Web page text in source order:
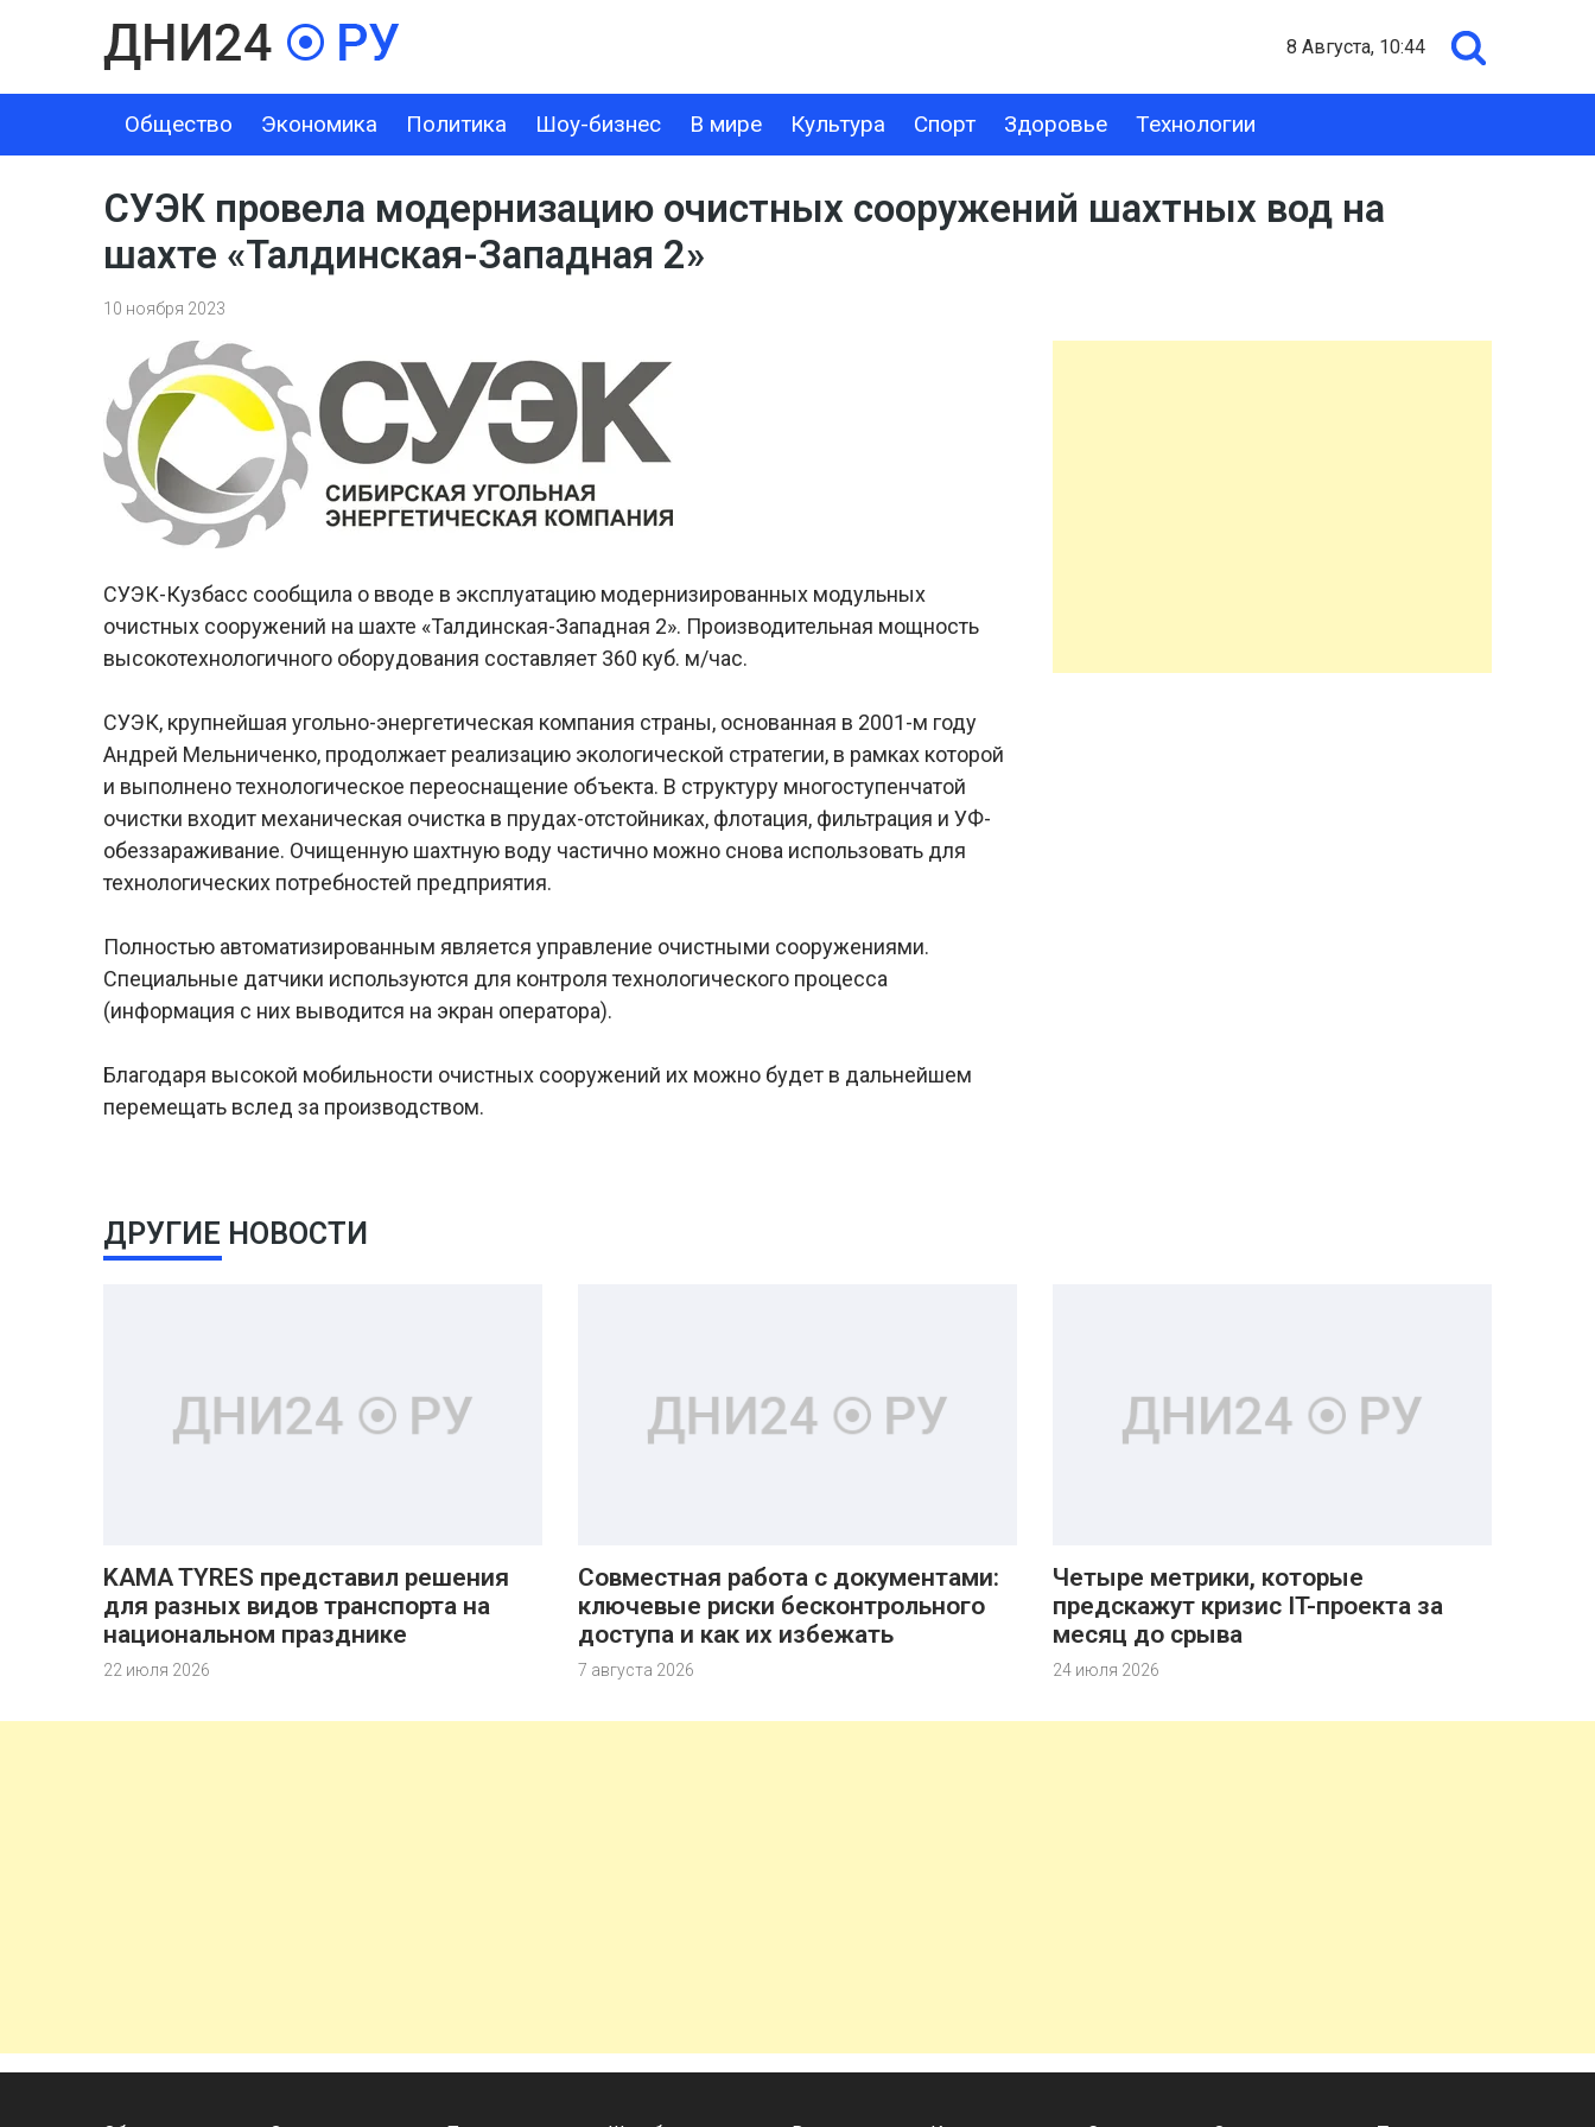
8 Августа, 10:44
Общество Экономика Политика Шоу-бизнес В мире Культура Спорт Здоровье Технологии
ЭКОНОМИКА ПОЛИТИКА ШОУ-БИЗНЕС В МИРЕ КУЛЬТУРА СПОРТ ЗДОРОВЬЕ ТЕХНОЛОГИИ
СУЭК провела модернизацию очистных сооружений шахтных вод на
шахте «Талдинская-Западная 2»
10 ноября 2023
СУЭК-Кузбасс сообщила о вводе в эксплуатацию модернизированных модульных
очистных сооружений на шахте «Талдинская-Западная 2». Производительная мощность
высокотехнологичного оборудования составляет 360 куб. м/час.
СУЭК, крупнейшая угольно-энергетическая компания страны, основанная в 2001-м году
Андрей Мельниченко, продолжает реализацию экологической стратегии, в рамках которой
и выполнено технологическое переоснащение объекта. В структуру многоступенчатой
очистки входит механическая очистка в прудах-отстойниках, флотация, фильтрация и УФ-
обеззараживание. Очищенную шахтную воду частично можно снова использовать для
технологических потребностей предприятия.
Полностью автоматизированным является управление очистными сооружениями.
Специальные датчики используются для контроля технологического процесса
(информация с них выводится на экран оператора).
Благодаря высокой мобильности очистных сооружений их можно будет в дальнейшем
перемещать вслед за производством.
ДРУГИЕ НОВОСТИ
KAMA TYRES представил решения
для разных видов транспорта на
национальном празднике
22 июля 2026
Совместная работа с документами:
ключевые риски бесконтрольного
доступа и как их избежать
7 августа 2026
Четыре метрики, которые
предскажут кризис IT-проекта за
месяц до срыва
24 июля 2026